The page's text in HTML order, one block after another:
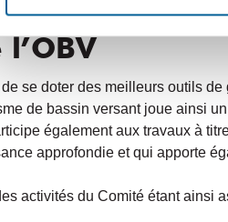
se doter des meilleurs outils
de bassin versant joue ainsi
également aux travaux à
approfondie et qui apporte
activités du Comité étant ainsi